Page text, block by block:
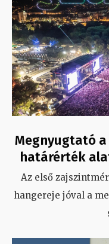
Megnyugtató
határérték
Az első
hangereje jóval a